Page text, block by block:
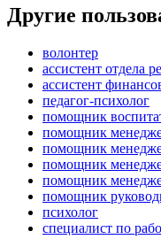
Другие
волонтер
ассистент отдела
ассистент
педагог-психолог
помощник
помощник
помощник
помощник
помощник
помощник
психолог
специалист по